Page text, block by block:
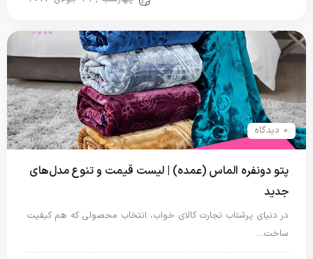
0 دیدگاه
پتو دونفره الماس (عمده) | لیست قیمت و تنوع مدل‌های
جدید
در دنیای پرشتاب تجارت کالای خواب، انتخاب محصولی که هم کیفیت
ساخت…